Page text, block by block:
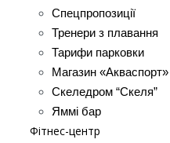
Спецпропозиції
Тренери з плавання
Тарифи парковки
Магазин «Акваспорт»
Скеледром “Скеля”
Яммі бар
Фітнес-центр